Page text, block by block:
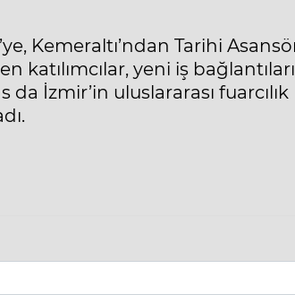
Kemeraltı’ndan Tarihi
yeni iş
İzmir’in uluslararası fuarcılık